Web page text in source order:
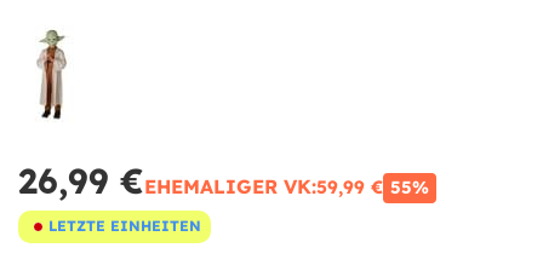
26,99 €EHEMALIGER VK:59,99 € 55%
LETZTE EINHEITEN